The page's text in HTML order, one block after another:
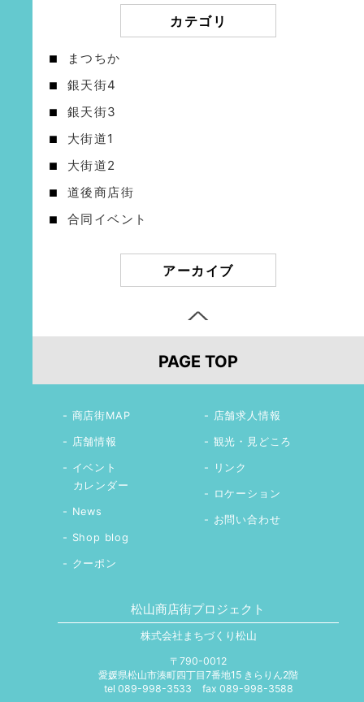
カテゴリ
まつちか
銀天街4
銀天街3
大街道1
大街道2
道後商店街
合同イベント
アーカイブ
PAGE TOP
商店街MAP
店舗情報
イベント
カレンダー
News
Shop blog
クーポン
店舗求人情報
観光・見どころ
リンク
ロケーション
お問い合わせ
松山商店街プロジェクト
株式会社まちづくり松山
〒790-0012
愛媛県松山市湊町四丁目7番地15 きらりん2階
tel 089-998-3533
fax 089-998-3588